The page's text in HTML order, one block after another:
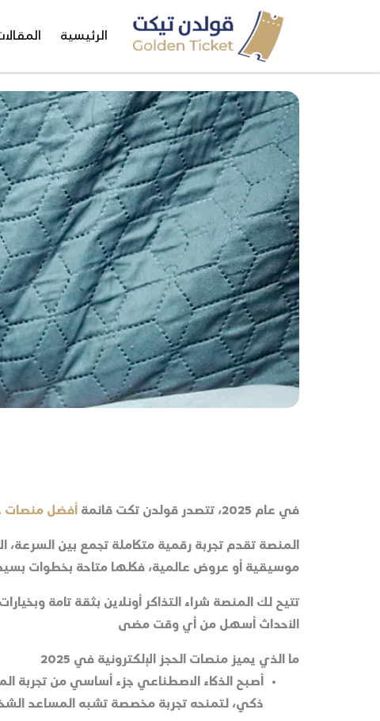
الرئيسية
في عام 2025، تتصدر قولدن تكت قائمة أفضل منصات
المنصة تقدم تجربة رقمية متكاملة تجمع بين
موسيقية أو عروض عالمية، فكلها متاحة بخطوات
تتيح لك المنصة شراء التذاكر أونلاين بثقة تامة
الأحداث أسهل من أي وقت مضى
ما الذي يميز منصات الحجز الإلكترونية في 2025
أصبح الذكاء الاصطناعي جزء أساسي من تجربة
ذكي، لتمنحه تجربة مخصصة تشبه المساعد